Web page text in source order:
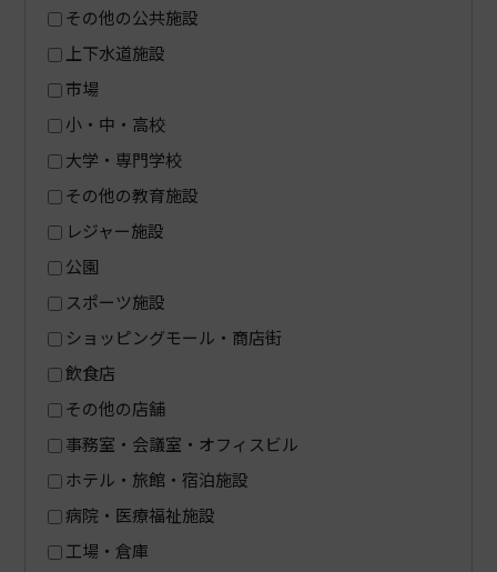
その他の公共施設
上下水道施設
市場
小・中・高校
大学・専門学校
その他の教育施設
レジャー施設
公園
スポーツ施設
ショッピングモール・商店街
飲食店
その他の店舗
事務室・会議室・オフィスビル
ホテル・旅館・宿泊施設
病院・医療福祉施設
工場・倉庫